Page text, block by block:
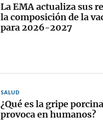
La EMA actualiza sus
la composición de la
para 2026-2027
SALUD
¿Qué es la gripe
provoca en humanos?